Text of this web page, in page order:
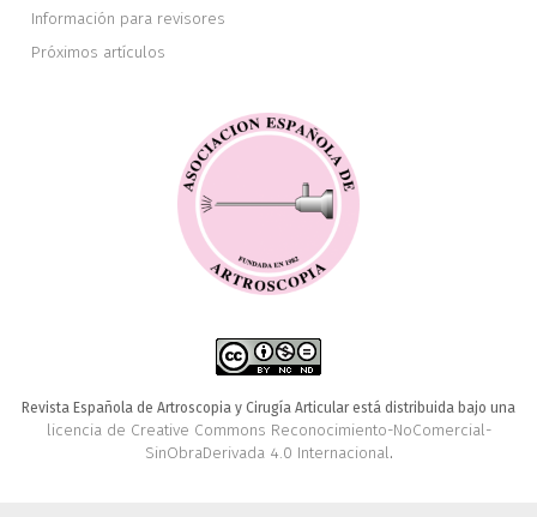
Información para revisores
Próximos artículos
Revista Española de Artroscopia y Cirugía Articular está distribuida bajo una
licencia de Creative Commons Reconocimiento-NoComercial-
SinObraDerivada 4.0 Internacional.